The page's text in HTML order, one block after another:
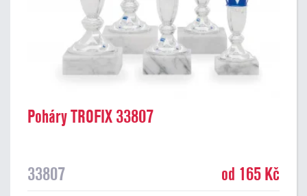
Poháry TROFIX 33807
33807 od 165 Kč